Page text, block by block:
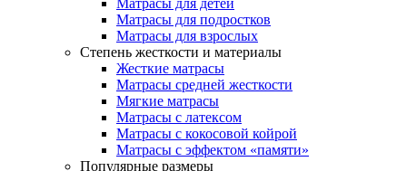
Матрасы для детей
Матрасы для подростков
Матрасы для взрослых
Степень жесткости и материалы
Жесткие матрасы
Матрасы средней жесткости
Мягкие матрасы
Матрасы с латексом
Матрасы с кокосовой койрой
Матрасы с эффектом «памяти»
Популярные размеры